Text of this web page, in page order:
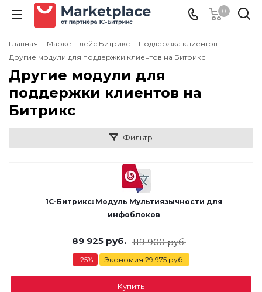
0
Главная - Маркетплейс Битрикс - Поддержка клиентов -
Другие модули для поддержки клиентов на Битрикс
Другие модули для
поддержки клиентов на
Битрикс
Фильтр
1С-Битрикс: Модуль Мультиязычности для
инфоблоков
89 925 руб. 119 900руб.
-25% Экономия 29 975 руб.
Купить